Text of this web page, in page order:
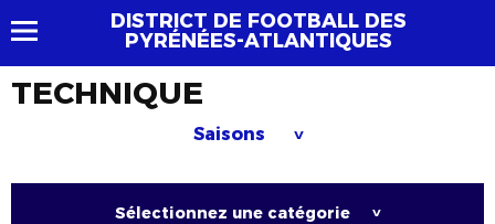
DISTRICT DE FOOTBALL DES
PYRÉNÉES-ATLANTIQUES
TECHNIQUE
Saisons >
Sélectionnez une catégorie >